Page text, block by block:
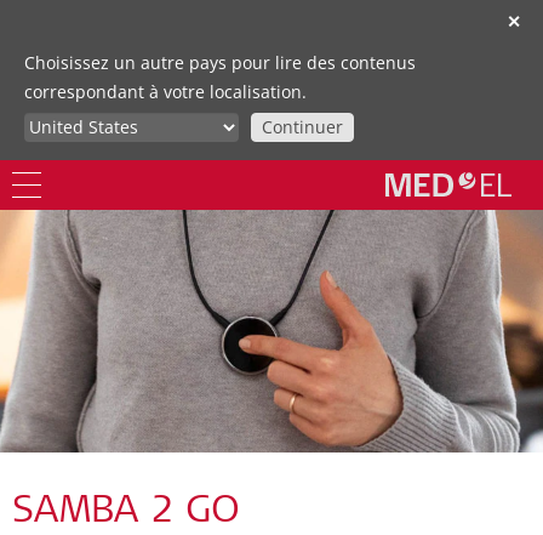
✕
Choisissez un autre pays pour lire des contenus
correspondant à votre localisation.
Continuer
SAMBA 2 GO